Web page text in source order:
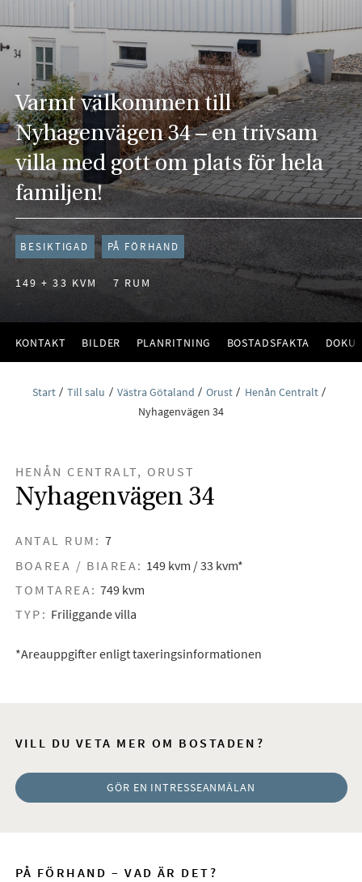
Varmt välkommen till
Nyhagenvägen 34 – en trivsam
villa med gott om plats för hela
familjen!
BESIKTIGAD PÅ FÖRHAND
149 + 33 KVM 7 RUM
KONTAKT BILDER PLANRITNING BOSTADSFAKTA
Start Till salu Västra Götaland Orust
Henån Centralt
Nyhagenvägen 34
HENÅN CENTRALT, ORUST
Nyhagenvägen 34
ANTAL RUM: 7
BOAREA / BIAREA: 149 kvm / 33 kvm*
TOMTAREA: 749 kvm
TYP: Friliggande villa
*Areauppgifter enligt taxeringsinformationen
VILL DU VETA MER OM BOSTADEN?
GÖR EN INTRESSEANMÄLAN
PÅ FÖRHAND – VAD ÄR DET?